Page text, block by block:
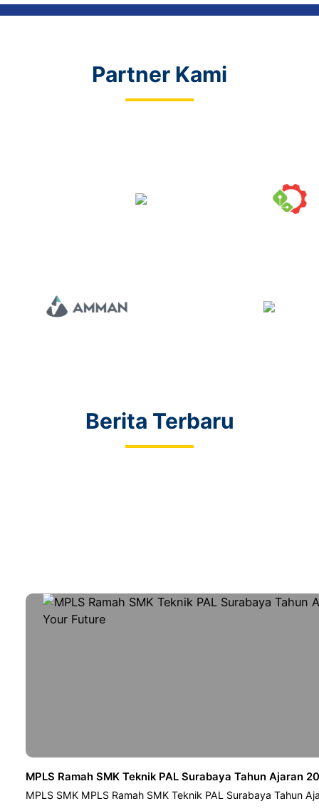
Partner Kami
Berita Terbaru
MPLS Ramah SMK Teknik PAL Surabaya Tahun Ajaran
MPLS SMK MPLS Ramah SMK Teknik PAL Surabaya Tahun